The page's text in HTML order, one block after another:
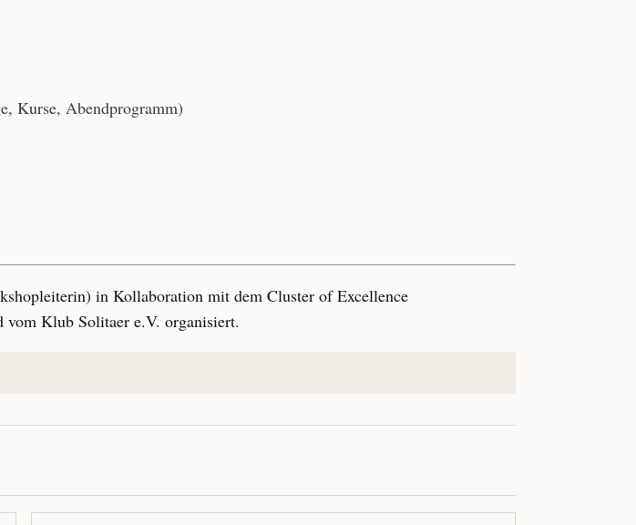
Kurse, Abendprogramm)
in Kollaboration mit dem Cluster of Excellence
Klub Solitaer e.V. organisiert.